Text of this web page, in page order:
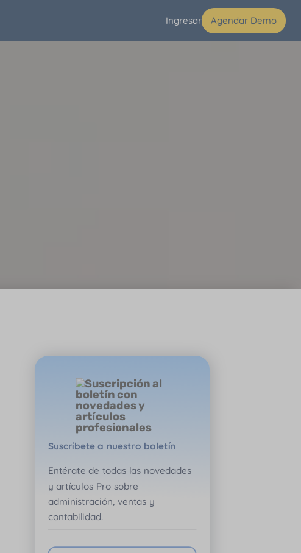
Ingresar Agendar Demo
Suscríbete a nuestro boletín
Entérate de todas las novedades
y artículos Pro sobre
administración, ventas y
contabilidad.